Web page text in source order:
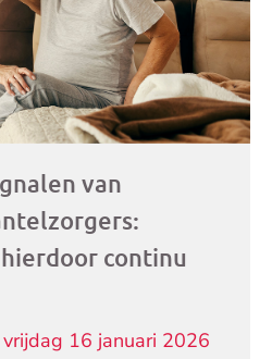
van
continu
16 januari 2026